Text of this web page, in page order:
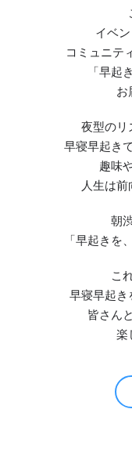
イベ
コミュニテ
「早起
お
夜型のリ
早寝早起き
趣味
人生は前
朝
「早起きを
こ
早寝早起き
皆さん
楽